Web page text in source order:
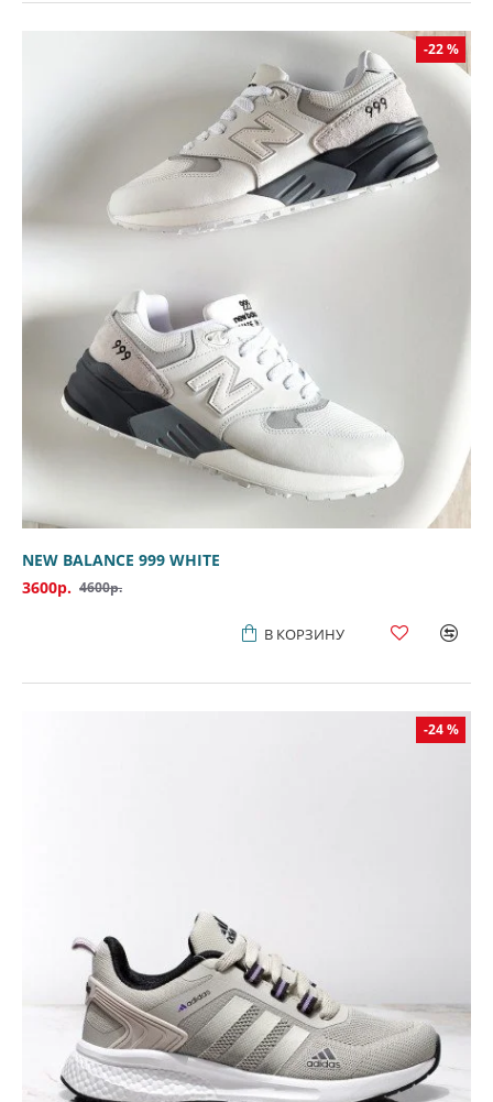
-22 %
NEW BALANCE 999 WHITE
3600р. 4600р.
В КОРЗИНУ
-24 %